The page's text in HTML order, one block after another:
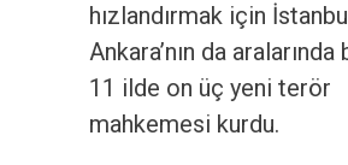
hızlandırmak için
Ankara’nın da aralarında
11 ilde on üç yeni terör
mahkemesi kurdu.